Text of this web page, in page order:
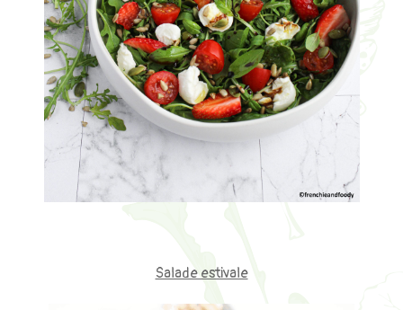
Salade estivale